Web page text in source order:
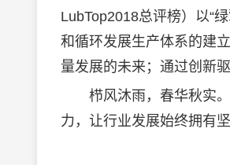
LubTop2018总评榜）以“
和循环发展生产体系的建
量发展的未来；通过创新
栉风沐雨，春华秋实。
力，让行业发展始终拥有